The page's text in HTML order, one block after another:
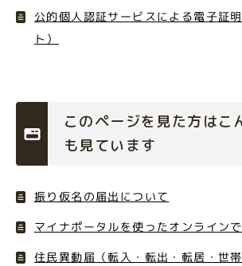
公的個人認証サービスによる電子証
ト）
このページを見た方はこ
も見ています
振り仮名の届出について
マイナポータルを使ったオンライン
住民異動届（転入・転出・転居・世帯